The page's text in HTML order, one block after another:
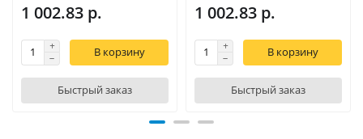
1 002.83 р.
В корзину
Быстрый заказ
1 002.83 р.
В корзину
Быстрый заказ